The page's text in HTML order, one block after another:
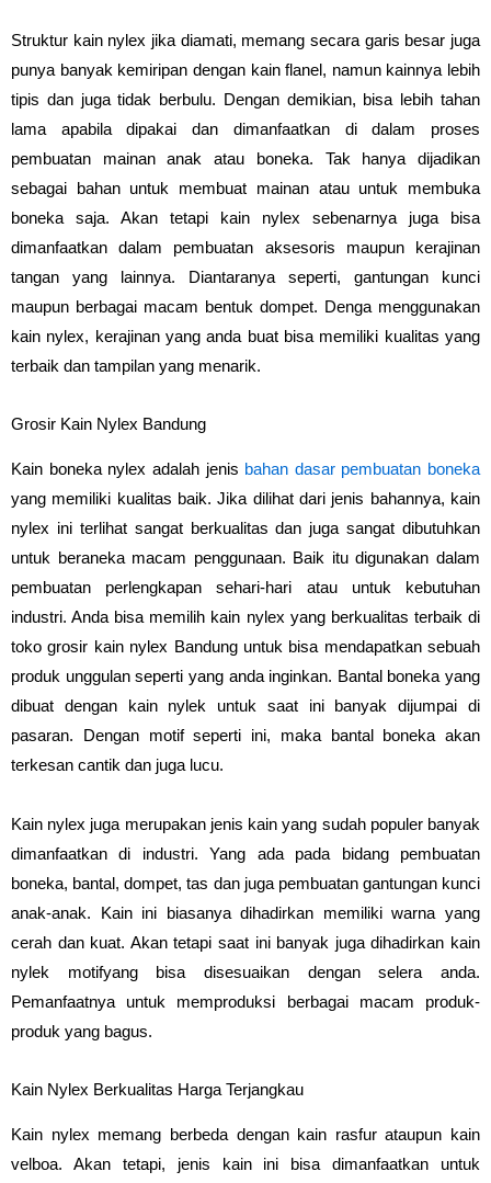
Struktur kain nylex jika diamati, memang secara garis besar juga
punya banyak kemiripan dengan kain flanel, namun kainnya lebih
tipis dan juga tidak berbulu. Dengan demikian, bisa lebih tahan
lama apabila dipakai dan dimanfaatkan di dalam proses
pembuatan mainan anak atau boneka. Tak hanya dijadikan
sebagai bahan untuk membuat mainan atau untuk membuka
boneka saja. Akan tetapi kain nylex sebenarnya juga bisa
dimanfaatkan dalam pembuatan aksesoris maupun kerajinan
tangan yang lainnya. Diantaranya seperti, gantungan kunci
maupun berbagai macam bentuk dompet. Denga menggunakan
kain nylex, kerajinan yang anda buat bisa memiliki kualitas yang
terbaik dan tampilan yang menarik.
Grosir Kain Nylex Bandung
Kain boneka nylex adalah jenis bahan dasar pembuatan boneka
yang memiliki kualitas baik. Jika dilihat dari jenis bahannya, kain
nylex ini terlihat sangat berkualitas dan juga sangat dibutuhkan
untuk beraneka macam penggunaan. Baik itu digunakan dalam
pembuatan perlengkapan sehari-hari atau untuk kebutuhan
industri. Anda bisa memilih kain nylex yang berkualitas terbaik di
toko grosir kain nylex Bandung untuk bisa mendapatkan sebuah
produk unggulan seperti yang anda inginkan. Bantal boneka yang
dibuat dengan kain nylek untuk saat ini banyak dijumpai di
pasaran. Dengan motif seperti ini, maka bantal boneka akan
terkesan cantik dan juga lucu.
Kain nylex juga merupakan jenis kain yang sudah populer banyak
dimanfaatkan di industri. Yang ada pada bidang pembuatan
boneka, bantal, dompet, tas dan juga pembuatan gantungan kunci
anak-anak. Kain ini biasanya dihadirkan memiliki warna yang
cerah dan kuat. Akan tetapi saat ini banyak juga dihadirkan kain
nylek motifyang bisa disesuaikan dengan selera anda.
Pemanfaatnya untuk memproduksi berbagai macam produk-
produk yang bagus.
Kain Nylex Berkualitas Harga Terjangkau
Kain nylex memang berbeda dengan kain rasfur ataupun kain
velboa. Akan tetapi, jenis kain ini bisa dimanfaatkan untuk